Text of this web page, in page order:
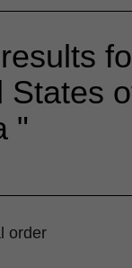
States
"
order